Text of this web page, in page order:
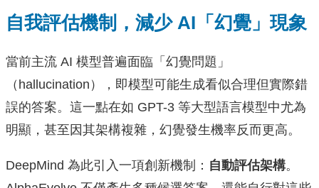
自我評估機制，減少 AI「幻覺」現象
當前主流 AI 模型普遍面臨「幻覺問題」
（hallucination），即模型可能生成看似合理但實際錯
誤的答案。這一點在如 GPT-3 等大型語言模型中尤為
明顯，甚至因其架構複雜，幻覺發生機率反而更高。
DeepMind 為此引入一項創新機制： 自動評估架構。